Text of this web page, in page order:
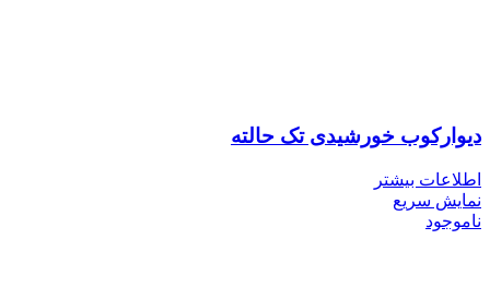
دیوارکوب خورشیدی تک حالته
اطلاعات بیشتر
نمایش سریع
ناموجود